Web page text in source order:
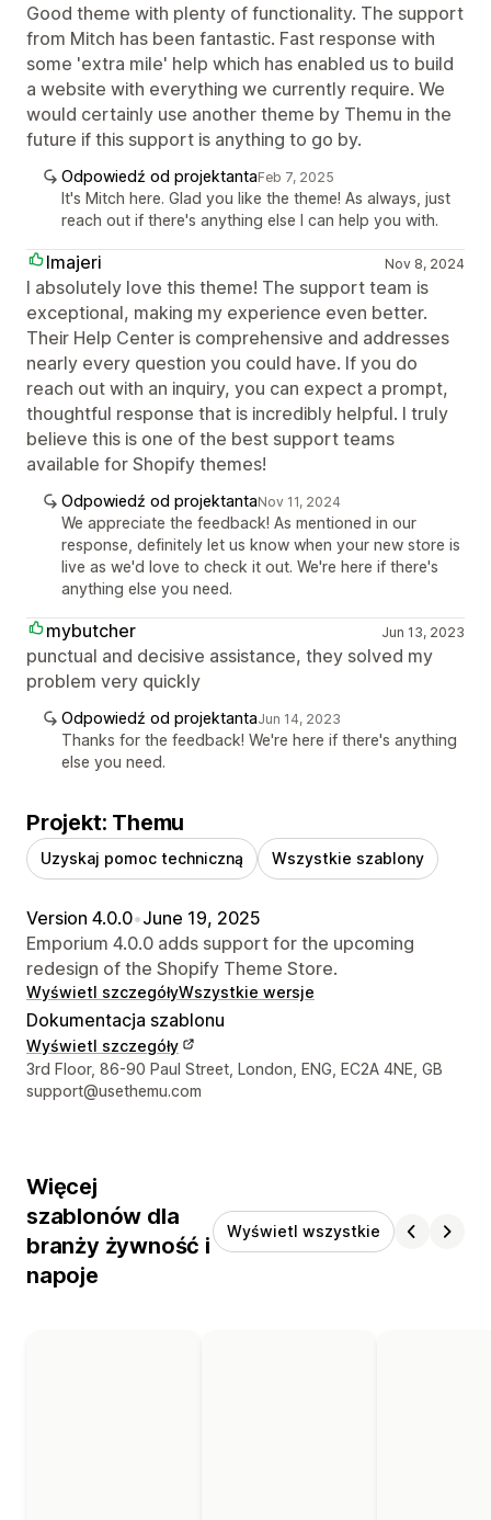
Good theme with plenty of functionality. The support
from Mitch has been fantastic. Fast response with
some 'extra mile' help which has enabled us to build
a website with everything we currently require. We
would certainly use another theme by Themu in the
future if this support is anything to go by.
Odpowiedź od projektantaFeb 7, 2025
It's Mitch here. Glad you like the theme! As always, just
reach out if there's anything else I can help you with.
Imajeri Nov 8, 2024
I absolutely love this theme! The support team is
exceptional, making my experience even better.
Their Help Center is comprehensive and addresses
nearly every question you could have. If you do
reach out with an inquiry, you can expect a prompt,
thoughtful response that is incredibly helpful. I truly
believe this is one of the best support teams
available for Shopify themes!
Odpowiedź od projektantaNov 11, 2024
We appreciate the feedback! As mentioned in our
response, definitely let us know when your new store is
live as we'd love to check it out. We're here if there's
anything else you need.
mybutcher Jun 13, 2023
punctual and decisive assistance, they solved my
problem very quickly
Odpowiedź od projektantaJun 14, 2023
Thanks for the feedback! We're here if there's anything
else you need.
Projekt: Themu
Uzyskaj pomoc techniczną Wszystkie szablony
Version 4.0.0•June 19, 2025
Emporium 4.0.0 adds support for the upcoming
redesign of the Shopify Theme Store.
Wyświetl szczegółyWszystkie wersje
Dokumentacja szablonu
Wyświetl szczegóły
Dane kontaktowe projektanta
3rd Floor, 86-90 Paul Street, London, ENG, EC2A 4NE, GB
support@usethemu.com
Więcej
szablonów dla
branży żywność i
napoje
Wyświetl wszystkie